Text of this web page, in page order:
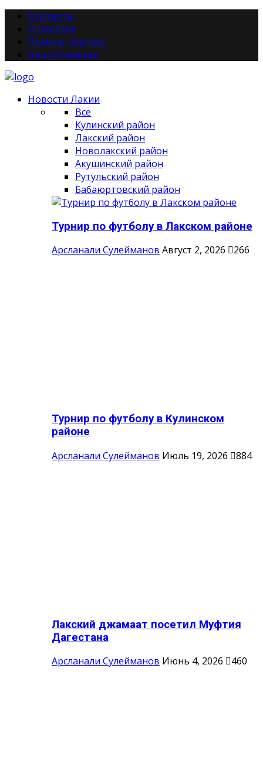
Контакты
О портале
Помочь порталу
Наша Команда
Новости Лакии
Все
Кулинский район
Лакский район
Новолакский район
Акушинский район
Рутульский район
Бабаюртовский район
Турнир по футболу в Лакском районе
Арсланали Сулейманов Август 2, 2026 266
Турнир по футболу в Кулинском
районе
Арсланали Сулейманов Июль 19, 2026 884
Лакский джамаат посетил Муфтия
Дагестана
Арсланали Сулейманов Июнь 4, 2026 460